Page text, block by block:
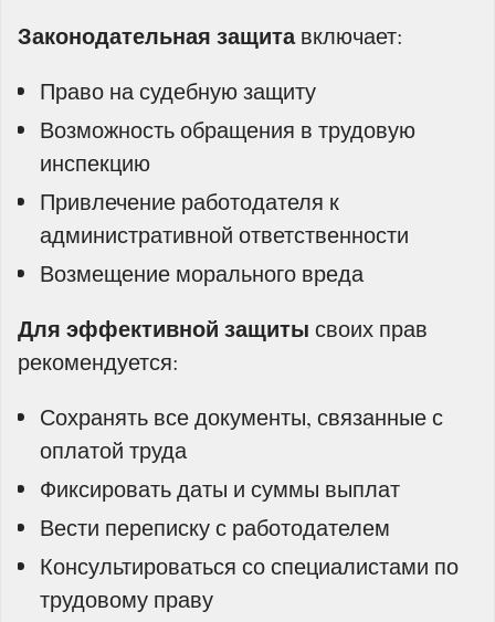
Законодательная защитавключает:
Право на судебную защиту
Возможность обращения в трудовую
инспекцию
Привлечение работодателя к
административной ответственности
Возмещение морального вреда
Для эффективной защиты своих прав
рекомендуется:
Сохранять все документы, связанные с
оплатой труда
Фиксировать даты и суммы выплат
Вести переписку с работодателем
Консультироваться со специалистами по
трудовому праву